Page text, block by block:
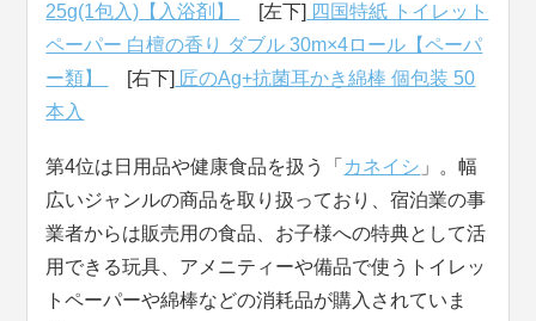
25g(1包入)【入浴剤】
[左下] 四国特紙 トイレット
ペーパー 白檀の香り ダブル 30m×4ロール【ペーパ
ー類】
[右下] 匠のAg+抗菌耳かき綿棒 個包装 50
本入
第4位は日用品や健康食品を扱う「 カネイシ 」。幅
広いジャンルの商品を取り扱っており、宿泊業の事
業者からは販売用の食品、お子様への特典として活
用できる玩具、アメニティーや備品で使うトイレッ
トペーパーや綿棒などの消耗品が購入されていま